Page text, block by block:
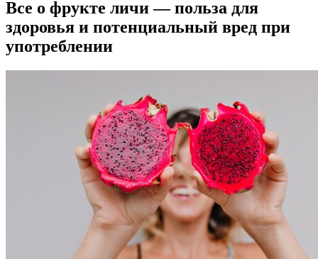
Все о фрукте личи — польза для
здоровья и потенциальный вред при
употреблении